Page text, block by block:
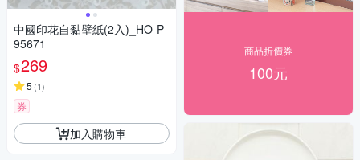
中國印花自黏壁紙(2入)_HO-P
95671
$269
5 (1)
券
加入購物車
商品折價券
100元